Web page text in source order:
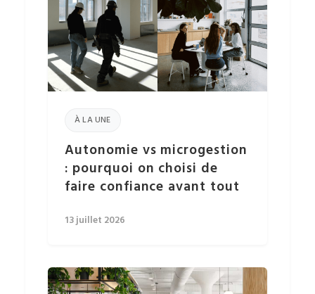
À LA UNE
Autonomie vs microgestion
: pourquoi on choisi de
faire confiance avant tout
13 juillet 2026